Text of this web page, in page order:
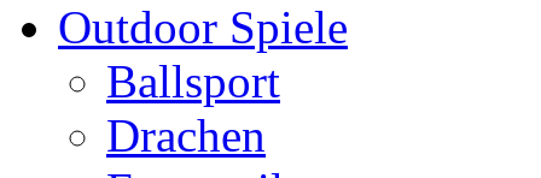
Outdoor Spiele
Ballsport
Drachen